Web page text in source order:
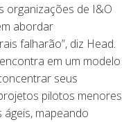
organizações de I&O
abordar
falharão”, diz Head.
em um modelo
seus
pilotos menores
mapeando